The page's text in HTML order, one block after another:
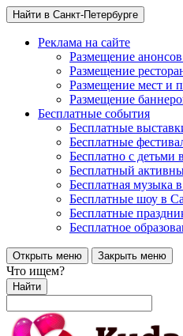
Найти в Санкт-Петербурге
Реклама на сайте
Размещение
Размещение
Размещение мест и
Размещение
Бесплатные события
Бесплатные
Бесплатные
Бесплатно с детьми
Бесплатный
Бесплатная музыка
Бесплатные шоу в
Бесплатные
Бесплатное
Открыть меню Закрыть меню
Что ищем?
Найти